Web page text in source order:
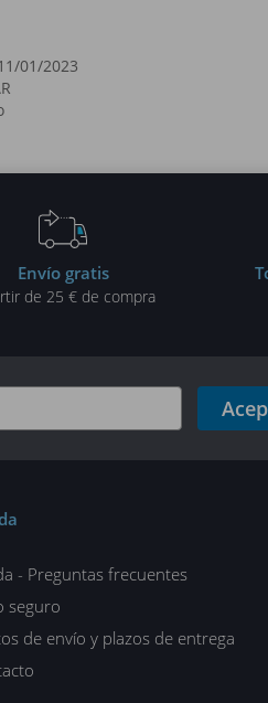
01/2023
Envío gratis
de 25 € de compra
- Preguntas frecuentes
seguro
de envío y plazos de entrega